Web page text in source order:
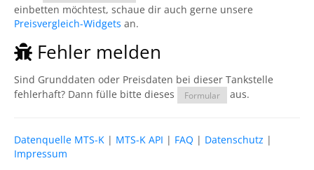
einbetten möchtest, schaue dir auch gerne unsere
Preisvergleich-Widgets an.
Fehler melden
Sind Grunddaten oder Preisdaten bei dieser Tankstelle
fehlerhaft? Dann fülle bitte dieses
Formular aus.
Datenquelle MTS-K | MTS-K API | FAQ | Datenschutz |
Impressum